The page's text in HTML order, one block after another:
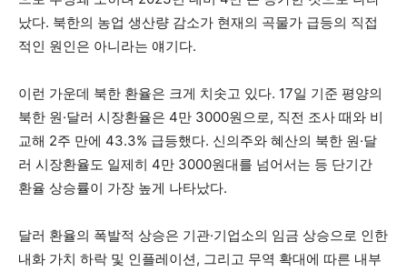
났다. 북한의 농업 생산량 감소가 현재의 곡물가 급등의 직접
적인 원인은 아니라는 얘기다.
이런 가운데 북한 환율은 크게 치솟고 있다. 17일 기준 평양의
북한 원·달러 시장환율은 4만 3000원으로, 직전 조사 때와 비
교해 2주 만에 43.3% 급등했다. 신의주와 혜산의 북한 원·달
러 시장환율도 일제히 4만 3000원대를 넘어서는 등 단기간
환율 상승률이 가장 높게 나타났다.
달러 환율의 폭발적 상승은 기관·기업소의 임금 상승으로 인한
내화 가치 하락 및 인플레이션, 그리고 무역 확대에 따른 내부